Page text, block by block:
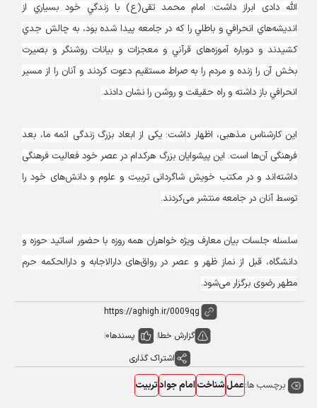
الله دادی ابراز داشت: امام محمد تقی(ع) با زندگي خود بسياري از
انديشه‌هاي انحرافي و باطلي را كه در جامعه پيدا شده بود، به چالش جدي
کشیدند و دوباره آموزه‌های ‌قرآني و معجزات و بيانات روشنگر و بصيرت
بخش آن را زنده و مردم را به صراط مستقيم دعوت كردند و آنان را از مسير
انحرافي باز داشته و راه حقيقت و روشن را نشان دادند.
این کارشناس مذهبی، اظهار داشت: یکی از ابعاد بزرگ زندگی ائمه ما، بعد
فرهنگی آن‌ها است. این پیشوایان بزرگ هرکدام در عصر خود فعالیت فرهنگی
داشته‌اند و در مکتب خویش شاگردانی تربیت و علوم و دانش‌های خود را
توسط آنان در جامعه منتشر می‏‌کردند.
سلسله جلسات بیان معارف ویژه خواهران همه روزه با حضور اساتید حوزه و
دانشگاه، قبل از نماز ظهر و عصر در رواق‌های دارالاجابه و دارالحکمه حرم
مطهر رضوی برگزار می‌شود.
گزارش خطا پسندها0
اشتراک گذاری
برچسب ها:عملشناختامام جوادتربیت